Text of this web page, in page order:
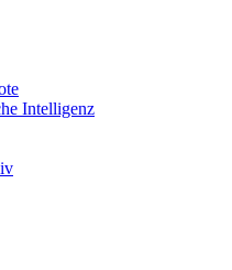
Intelligenz